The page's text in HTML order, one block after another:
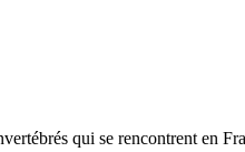
qui se rencontrent en